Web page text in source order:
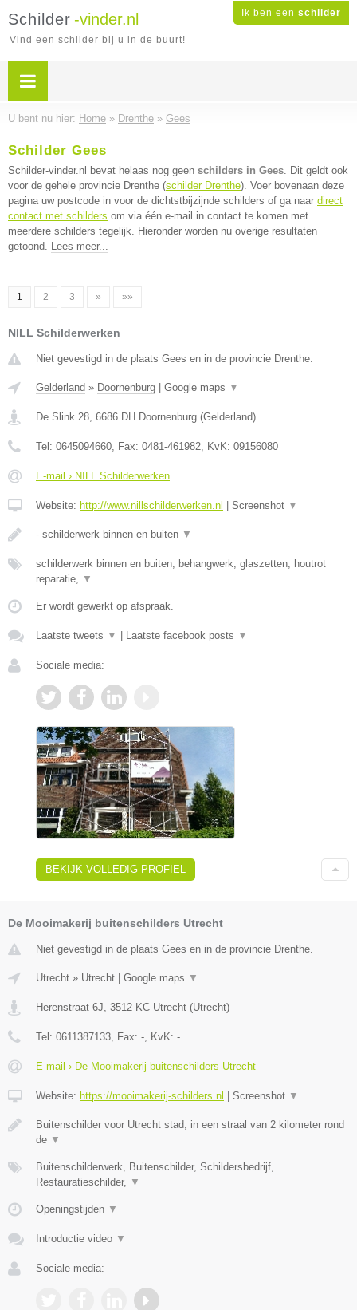
Ik ben een schilder
Schilder -vinder.nl
Vind een schilder bij u in de buurt!
U bent nu hier: Home » Drenthe » Gees
Schilder Gees
Schilder-vinder.nl bevat helaas nog geen schilders in Gees. Dit geldt ook
voor de gehele provincie Drenthe (schilder Drenthe). Voer bovenaan deze
pagina uw postcode in voor de dichtstbijzijnde schilders of ga naar direct
contact met schilders om via één e-mail in contact te komen met
meerdere schilders tegelijk. Hieronder worden nu overige resultaten
getoond. Lees meer...
1 2 3 » »»
NILL Schilderwerken
Niet gevestigd in de plaats Gees en in de provincie Drenthe.
Gelderland » Doornenburg Google maps ▼
De Slink 28, 6686 DH Doornenburg (Gelderland)
Tel: 0645094660, Fax: 0481-461982, KvK: 09156080
E-mail › NILL Schilderwerken
Website: http://www.nillschilderwerken.nl Screenshot ▼
- schilderwerk binnen en buiten ▼
schilderwerk binnen en buiten, behangwerk, glaszetten, houtrot
reparatie, ▼
Er wordt gewerkt op afspraak.
Laatste tweets ▼ Laatste facebook posts ▼
Sociale media:
BEKIJK VOLLEDIG PROFIEL
De Mooimakerij buitenschilders Utrecht
Niet gevestigd in de plaats Gees en in de provincie Drenthe.
Utrecht » Utrecht Google maps ▼
Herenstraat 6J 3512 KC Utrecht (Utrecht)
Tel: 0611387133 , Fax: - , KvK: -
E-mail › De Mooimakerij buitenschilders Utrecht
Website: https://mooimakerij-schilders.nl Screenshot ▼
Buitenschilder voor Utrecht stad, in een straal van 2 kilometer rond
de ▼
Buitenschilderwerk, Buitenschilder, Schildersbedrijf,
Restauratieschilder,
▼
Openingstijden ▼
Introductie video ▼
Sociale media: